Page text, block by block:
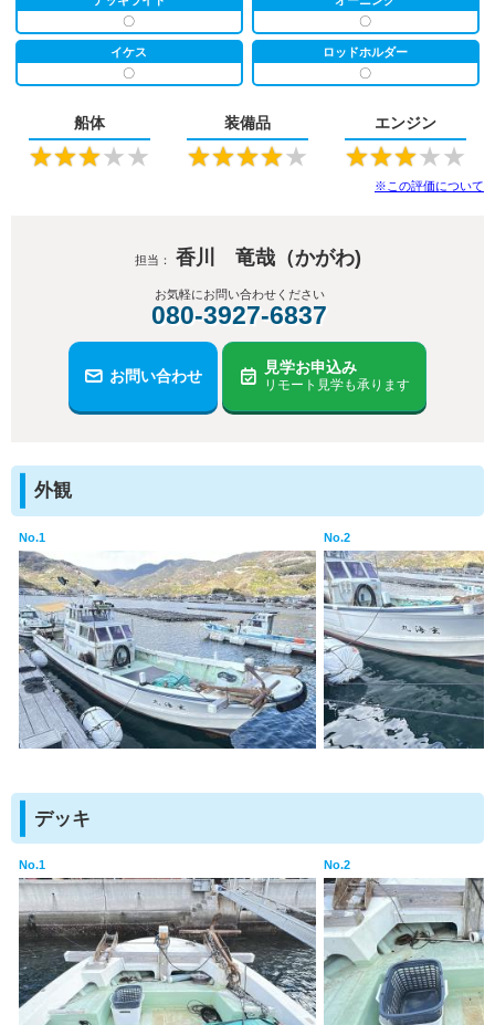
〇
〇
イケス
〇
ロッドホルダー
〇
船体
★★★★★
装備品
★★★★★
エンジン
★★★★★
※この評価について
担当： 香川 竜哉（かがわ)
お気軽にお問い合わせください
080-3927-6837
お問い合わせ 見学お申込み
リモート見学も承ります
外観
No.1 No.2
デッキ
No.1 No.2